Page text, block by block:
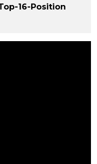
16-Position